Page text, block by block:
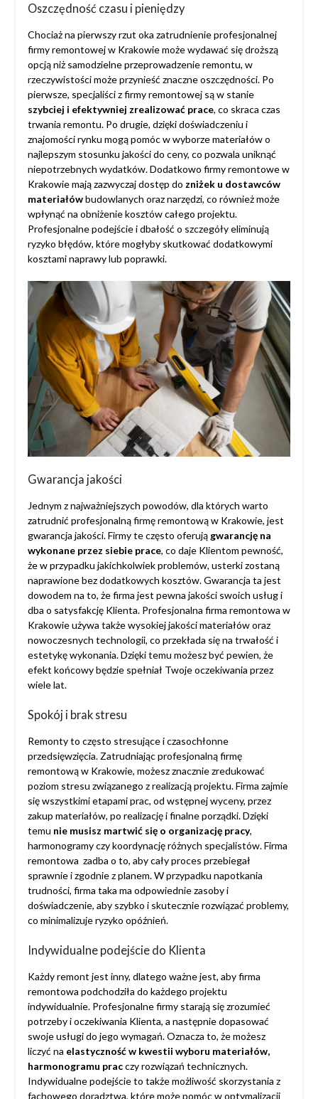
Oszczędność czasu i pieniędzy
Chociaż na pierwszy rzut oka zatrudnienie profesjonalnej
firmy remontowej w Krakowie może wydawać się droższą
opcją niż samodzielne przeprowadzenie remontu, w
rzeczywistości może przynieść znaczne oszczędności. Po
pierwsze, specjaliści z firmy remontowej są w stanie
szybciej i efektywniej zrealizować prace, co skraca czas
trwania remontu. Po drugie, dzięki doświadczeniu i
znajomości rynku mogą pomóc w wyborze materiałów o
najlepszym stosunku jakości do ceny, co pozwala uniknąć
niepotrzebnych wydatków. Dodatkowo firmy remontowe w
Krakowie mają zazwyczaj dostęp do zniżek u dostawców
materiałówbudowlanych oraz narzędzi, co również może
wpłynąć na obniżenie kosztów całego projektu.
Profesjonalne podejście i dbałość o szczegóły eliminują
ryzyko błędów, które mogłyby skutkować dodatkowymi
kosztami naprawy lub poprawki.
Gwarancja jakości
Jednym z najważniejszych powodów, dla których warto
zatrudnić profesjonalną firmę remontową w Krakowie, jest
gwarancja jakości. Firmy te często oferują gwarancję na
wykonane przez siebie prace, co daje Klientom pewność,
że w przypadku jakichkolwiek problemów, usterki zostaną
naprawione bez dodatkowych kosztów. Gwarancja ta jest
dowodem na to, że firma jest pewna jakości swoich usług i
dba o satysfakcję Klienta. Profesjonalna firma remontowa w
Krakowie używa także wysokiej jakości materiałów oraz
nowoczesnych technologii, co przekłada się na trwałość i
estetykę wykonania. Dzięki temu możesz być pewien, że
efekt końcowy będzie spełniał Twoje oczekiwania przez
wiele lat.
Spokój i brak stresu
Remonty to często stresujące i czasochłonne
przedsięwzięcia. Zatrudniając profesjonalną firmę
remontową w Krakowie, możesz znacznie zredukować
poziom stresu związanego z realizacją projektu. Firma zajmie
się wszystkimi etapami prac, od wstępnej wyceny, przez
zakup materiałów, po realizację i finalne porządki. Dzięki
temu nie musisz martwić się o organizację pracy,
harmonogramy czy koordynację różnych specjalistów. Firma
remontowa zadba o to, aby cały proces przebiegał
sprawnie i zgodnie z planem. W przypadku napotkania
trudności, firma taka ma odpowiednie zasoby i
doświadczenie, aby szybko i skutecznie rozwiązać problemy,
co minimalizuje ryzyko opóźnień.
Indywidualne podejście do Klienta
Każdy remont jest inny, dlatego ważne jest, aby firma
remontowa podchodziła do każdego projektu
indywidualnie. Profesjonalne firmy starają się zrozumieć
potrzeby i oczekiwania Klienta, a następnie dopasować
swoje usługi do jego wymagań. Oznacza to, że możesz
liczyć na elastyczność w kwestii wyboru materiałów,
harmonogramu pracczy rozwiązań technicznych.
Indywidualne podejście to także możliwość skorzystania z
fachowego doradztwa, które może pomóc w optymalizacji